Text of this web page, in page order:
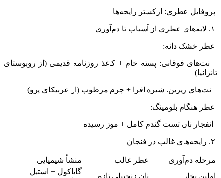
پروفایل عطری: ارکستر رایحه‌ها
عطر خشک دانه:
نت‌های فوقانی: پسته خام + کاغذ روزنامه قدیمی (از روبوستای
تانزانیا)
نت‌های زیرین: شیره افرا + چرم مرطوب (از عربیکای پرو)
عطر هنگام بلومینگ:
انفجار نان تست گندم کامل + موز رسیده
مرحله دم‌آوری عطر غالب
منشأ شیمیایی
اولین بخار
نان زنجبیلی تازه
گایاکول + استیل